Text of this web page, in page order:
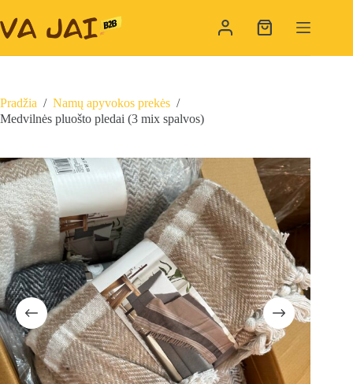
to
content
Shopping
Pradžia / Namų apyvokos prekės /
Medvilnės pluošto pledai (3 mix spalvos)